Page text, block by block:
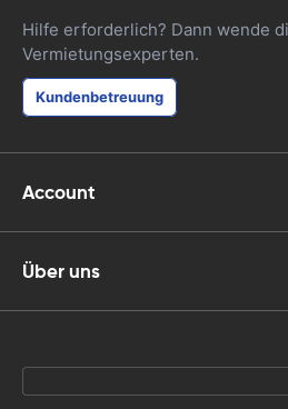
Hilfe erforderlich? Dann wende
Vermietungsexperten.
Kundenbetreuung
Account
Über uns